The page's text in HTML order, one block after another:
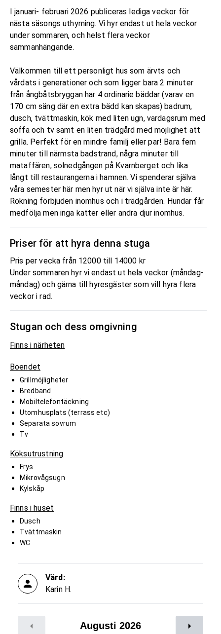
I januari- februari 2026 publiceras lediga veckor för
nästa säsongs uthyrning. Vi hyr endast ut hela veckor
under sommaren, och helst flera veckor
sammanhängande.
Välkommen till ett personligt hus som ärvts och
vårdats i generationer och som ligger bara 2 minuter
från ångbåtsbryggan har 4 ordinarie bäddar (varav en
170 cm säng där en extra bädd kan skapas) badrum,
dusch, tvättmaskin, kök med liten ugn, vardagsrum med
soffa och tv samt en liten trädgård med möjlighet att
grilla. Perfekt för en mindre familj eller par! Bara fem
minuter till närmsta badstrand, några minuter till
mataffären, solnedgången på Kvarnberget och lika
långt till restaurangerna i hamnen. Vi spenderar själva
våra semester här men hyr ut när vi själva inte är här.
Rökning förbjuden inomhus och i trädgården. Hundar får
medfölja men inga katter eller andra djur inomhus.
Priser för att hyra denna stuga
Pris per vecka från 12000 till 14000 kr
Under sommaren hyr vi endast ut hela veckor (måndag-
måndag) och gärna till hyresgäster som vill hyra flera
veckor i rad.
Stugan och dess omgivning
Finns i närheten
Boendet
Grillmöjligheter
Bredband
Mobiltelefontäckning
Utomhusplats (terrass etc)
Separata sovrum
Tv
Köksutrustning
Frys
Mikrovågsugn
Kylskåp
Finns i huset
Dusch
Tvättmaskin
WC
Värd:
Karin H.
Augusti 2026